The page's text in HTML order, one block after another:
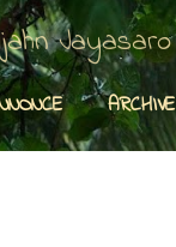
Jayasaro
ARCHIVE